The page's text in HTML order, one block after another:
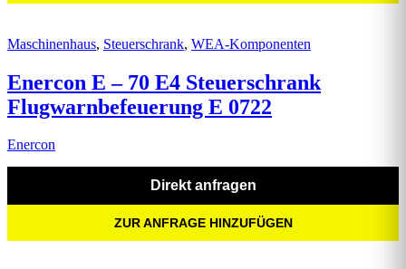
Maschinenhaus, Steuerschrank, WEA-Komponenten
Enercon E – 70 E4 Steuerschrank
Flugwarnbefeuerung E 0722
Enercon
Direkt anfragen
ZUR ANFRAGE HINZUFÜGEN